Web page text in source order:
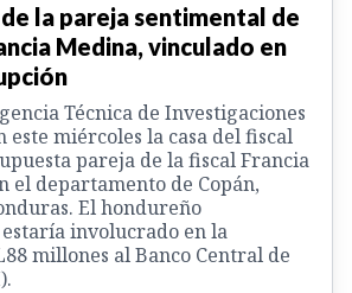
la pareja sentimental de
Medina, vinculado en
Técnica de Investigaciones
este miércoles la casa del fiscal
pareja de la fiscal Francia
el departamento de Copán,
El hondureño
involucrado en la
millones al Banco Central de